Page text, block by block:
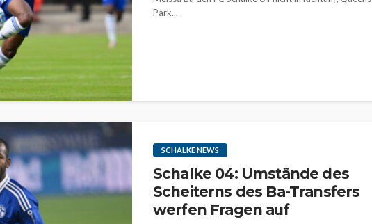
Park...
SCHALKE NEWS
Schalke 04: Umstände des
Scheiterns des Ba-Transfers
werfen Fragen auf